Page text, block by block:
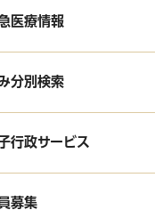
医療情報
分別検索
行政サービス
募集